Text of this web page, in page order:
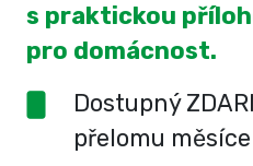
s praktickou
pro domácnost.
Dostupný
přelomu měsíce